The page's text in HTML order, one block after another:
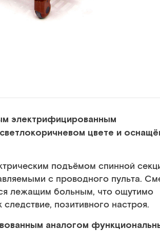
электрифицированным
цвете и
подъёмом спинной
с проводного пульта.
лежащим больным, что ощутимо
позитивного настроя.
аналогом